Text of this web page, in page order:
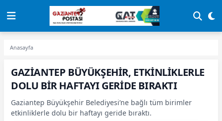
Anasayfa
GAZİANTEP BÜYÜKŞEHİR, ETKİNLİKLERLE
DOLU BİR HAFTAYI GERİDE BIRAKTI
Gaziantep Büyükşehir Belediyesi’ne bağlı tüm birimler
etkinliklerle dolu bir haftayı geride bıraktı.